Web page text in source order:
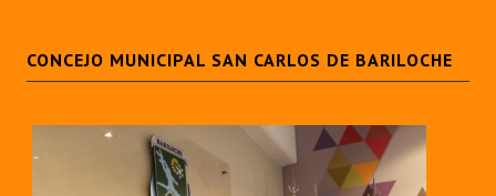
CONCEJO MUNICIPAL SAN CARLOS DE BARILOCHE